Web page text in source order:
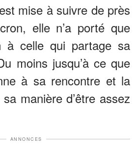
mise à suivre de près
elle n’a porté que
à celle qui partage sa
moins jusqu’à ce que
à sa rencontre et la
manière d’être assez
ANNONCES